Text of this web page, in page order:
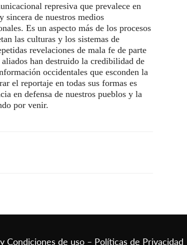
represiva que prevalece en
sincera de nuestros medios
Es un aspecto más de los procesos
las culturas y los sistemas de
revelaciones de mala fe de parte
han destruido la credibilidad de
occidentales que esconden la
el reportaje en todas sus formas es
en defensa de nuestros pueblos y la
por venir.
Condiciones de uso – Políticas de Privacidad